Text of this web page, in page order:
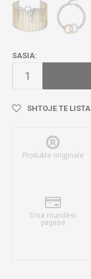
SASIA:
SHTOJE TE
Produkte origjinale
Disa mundësi
pagese